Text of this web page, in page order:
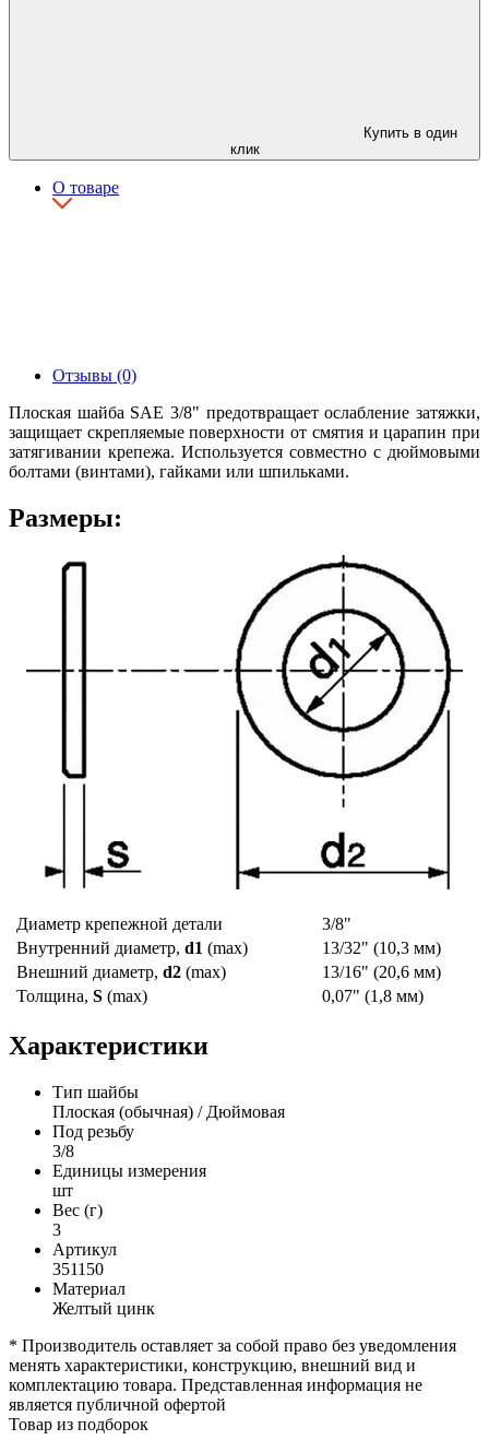
Купить в один
клик
О товаре
Отзывы (0)
Плоская шайба SAE 3/8" предотвращает ослабление затяжки,
защищает скрепляемые поверхности от смятия и царапин при
затягивании крепежа. Используется совместно с дюймовыми
болтами (винтами), гайками или шпильками.
Размеры:
Диаметр крепежной детали
3/8"
Внутренний диаметр, d1 (max)
13/32" (10,3 мм)
Внешний диаметр, d2 (max)
13/16" (20,6 мм)
Толщина, S (max) 0,07" (1,8 мм)
Характеристики
Тип шайбы
Плоская (обычная) / Дюймовая
Под резьбу
3/8
Единицы измерения
шт
Вес (г)
3
Артикул
351150
Материал
Желтый цинк
* Производитель оставляет за собой право без уведомления
менять характеристики, конструкцию, внешний вид и
комплектацию товара. Представленная информация не
является публичной офертой
Товар из подборок